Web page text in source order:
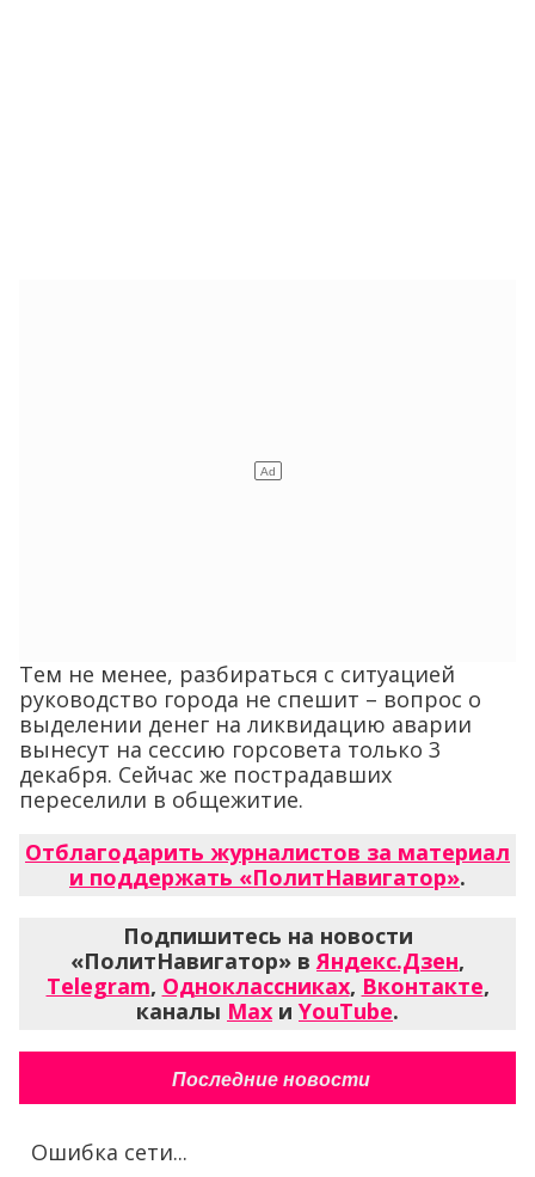
Тем не менее, разбираться с ситуацией
руководство города не спешит – вопрос о
выделении денег на ликвидацию аварии
вынесут на сессию горсовета только 3
декабря. Сейчас же пострадавших
переселили в общежитие.
Отблагодарить журналистов за материал
и поддержать «ПолитНавигатор».
Подпишитесь на новости
«ПолитНавигатор» в Яндекс.Дзен,
Telegram, Одноклассниках, Вконтакте,
каналы Max и YouTube.
Последние новости
Ошибка сети...